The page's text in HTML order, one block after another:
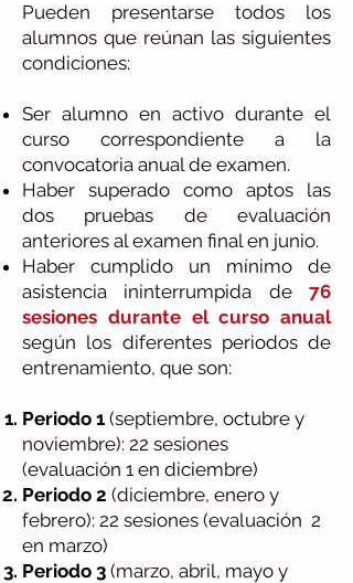
Pueden presentarse todos los
alumnos que reúnan las siguientes
condiciones:
Ser alumno en activo durante el
curso correspondiente a la
convocatoria anual de examen.
Haber superado como aptos las
dos pruebas de evaluación
anteriores al examen final en junio.
Haber cumplido un mínimo de
asistencia ininterrumpida de76
sesiones durante el curso anual
según los diferentes periodos de
entrenamiento, que son:
Periodo 1 (septiembre, octubre y
noviembre): 22 sesiones
(evaluación 1 en diciembre)
Periodo 2 (diciembre, enero y
febrero): 22 sesiones (evaluación 2
en marzo)
Periodo 3 (marzo, abril, mayo y